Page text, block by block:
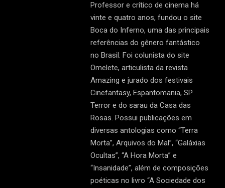
Professor e crítico de cinema há
vinte e quatro anos, fundou o site
Boca do Inferno, uma das principais
referências do gênero fantástico
no Brasil. Foi colunista do site
Omelete, articulista da revista
Amazing e jurado dos festivais
Cinefantasy, Espantomania, SP
Terror e do sarau da Casa das
Rosas. Possui publicações em
diversas antologias como “Terra
Morta”, Arquivos do Mal”, “Galáxias
Ocultas”, “A Hora Morta” e
“Insanidade”, além de composições
poéticas no livro “A Sociedade dos